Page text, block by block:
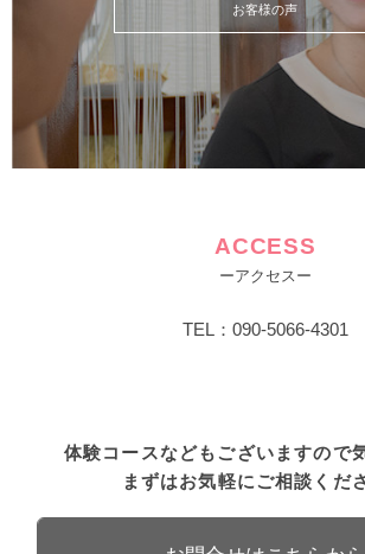
お客様の声
ACCESS
ーアクセスー
TEL：090-5066-4301
体験コースなどもございますので
まずはお気軽にご相談くだ